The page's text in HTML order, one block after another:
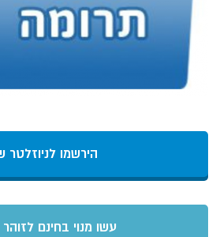
הירשמו לניוזלטר
עשו מנוי בחינם